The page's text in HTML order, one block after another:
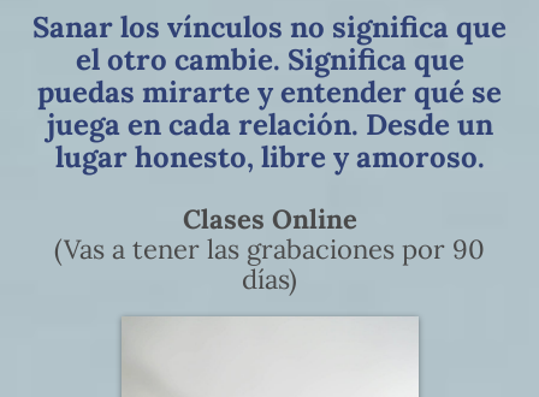
Sanar los vínculos no significa que
el otro cambie. Significa que
puedas mirarte y entender qué se
juega en cada relación. Desde un
lugar honesto, libre y amoroso.
Clases Online
(Vas a tener las grabaciones por 90
días)